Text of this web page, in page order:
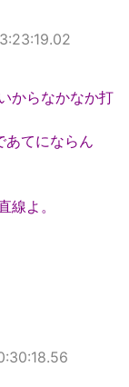
からなかなか打
あてにならん
線よ。